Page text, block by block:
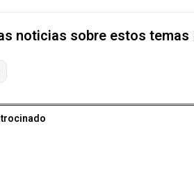
noticias sobre estos temas